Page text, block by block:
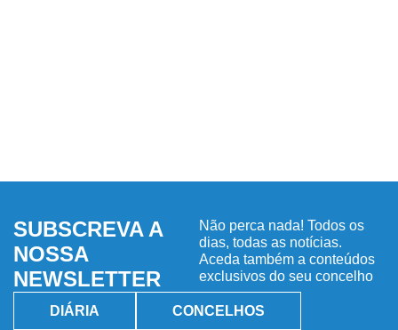
SUBSCREVA A
NOSSA
NEWSLETTER
Não perca nada! Todos os
dias, todas as notícias.
Aceda também a conteúdos
exclusivos do seu concelho
DIÁRIA CONCELHOS